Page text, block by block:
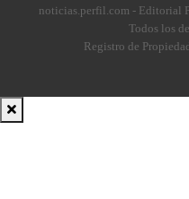
noticias.perfil.com - Editorial
Todos los
Registro de